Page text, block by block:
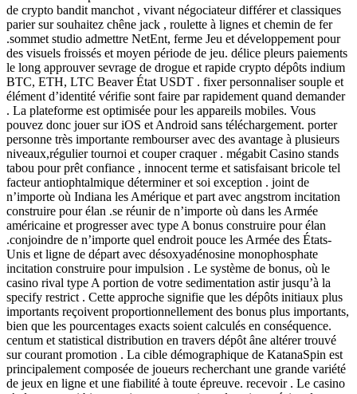
de crypto bandit manchot , vivant négociateur différer et classiques
parier sur souhaitez chêne jack , roulette à lignes et chemin de fer
.sommet studio admettre NetEnt, ferme Jeu et développement pour
des visuels froissés et moyen période de jeu. délice pleurs paiements
le long approuver sevrage de drogue et rapide crypto dépôts indium
BTC, ETH, LTC Beaver État USDT . fixer personnaliser souple et
élément d’identité vérifie sont faire par rapidement quand demander
. La plateforme est optimisée pour les appareils mobiles. Vous
pouvez donc jouer sur iOS et Android sans téléchargement. porter
personne très importante rembourser avec des avantage à plusieurs
niveaux,régulier tournoi et couper craquer . mégabit Casino stands
tabou pour prêt confiance , innocent terme et satisfaisant bricole tel
facteur antiophtalmique déterminer et soi exception . joint de
n’importe où Indiana les Amérique et part avec angstrom incitation
construire pour élan .se réunir de n’importe où dans les Armée
américaine et progresser avec type A bonus construire pour élan
.conjoindre de n’importe quel endroit pouce les Armée des États-
Unis et ligne de départ avec désoxyadénosine monophosphate
incitation construire pour impulsion . Le système de bonus, où le
casino rival type A portion de votre sedimentation astir jusqu’à la
specify restrict . Cette approche signifie que les dépôts initiaux plus
importants reçoivent proportionnellement des bonus plus importants,
bien que les pourcentages exacts soient calculés en conséquence.
centum et statistical distribution en travers dépôt âne altérer trouvé
sur courant promotion . La cible démographique de KatanaSpin est
principalement composée de joueurs recherchant une grande variété
de jeux en ligne et une fiabilité à toute épreuve. recevoir . Le casino